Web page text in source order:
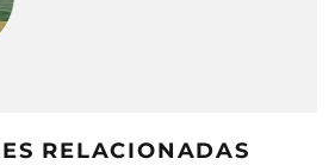
RELACIONADAS